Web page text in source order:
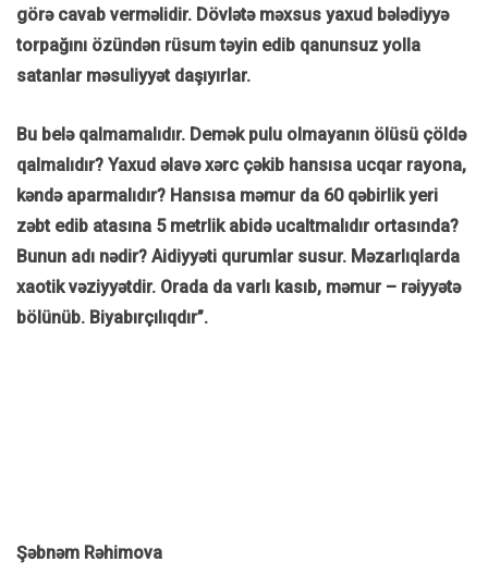
görə cavab verməlidir. Dövlətə məxsus yaxud bələdiyyə
torpağını özündən rüsum təyin edib qanunsuz yolla
satanlar məsuliyyət daşıyırlar.
Bu belə qalmamalıdır. Demək pulu olmayanın ölüsü çöldə
qalmalıdır? Yaxud əlavə xərc çəkib hansısa ucqar rayona,
kəndə aparmalıdır? Hansısa məmur da 60 qəbirlik yeri
zəbt edib atasına 5 metrlik abidə ucaltmalıdır ortasında?
Bunun adı nədir? Aidiyyəti qurumlar susur. Məzarlıqlarda
xaotik vəziyyətdir. Orada da varlı kasıb, məmur – rəiyyətə
bölünüb. Biyabırçılıqdır”.
Şəbnəm Rəhimova